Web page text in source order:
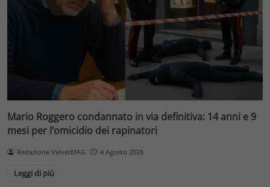
Mario Roggero condannato in via definitiva: 14 anni e 9
mesi per l’omicidio dei rapinatori
Redazione VelvetMAG 4 Agosto 2026
Leggi di più